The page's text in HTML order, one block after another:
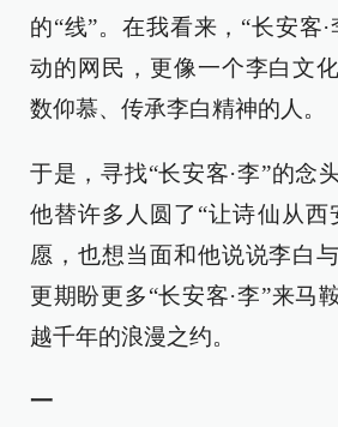
的“线”。在我看来，“长安客
动的网民，更像一个李白文
数仰慕、传承李白精神的人。
于是，寻找“长安客·李”的念
他替许多人圆了“让诗仙从西
愿，也想当面和他说说李白
更期盼更多“长安客·李”来马
越千年的浪漫之约。
一